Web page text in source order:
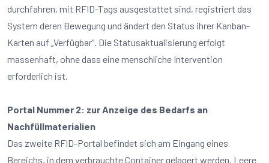
durchfahren, mit RFID-Tags ausgestattet sind, registriert das
System deren Bewegung und ändert den Status ihrer Kanban-
Karten auf „Verfügbar“. Die Statusaktualisierung erfolgt
massenhaft, ohne dass eine menschliche Intervention
erforderlich ist.
Portal Nummer 2: zur Anzeige des Bedarfs an
Nachfüllmaterialien
Das zweite RFID-Portal befindet sich am Eingang eines
Bereichs, in dem verbrauchte Container gelagert werden. Leere